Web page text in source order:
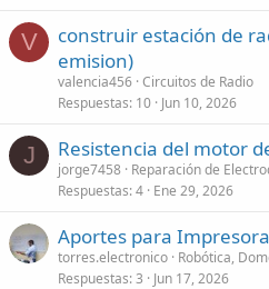
V
construir estación de
emision)
valencia456 Circuitos de Radio
Respuestas 10 Jun 10, 2026
J Resistencia del motor
jorge7458 Reparación de
Respuestas 4 Ene 29, 2026
Aportes para
torres.electronico Robótica,
Respuestas 3 Jun 17, 2026